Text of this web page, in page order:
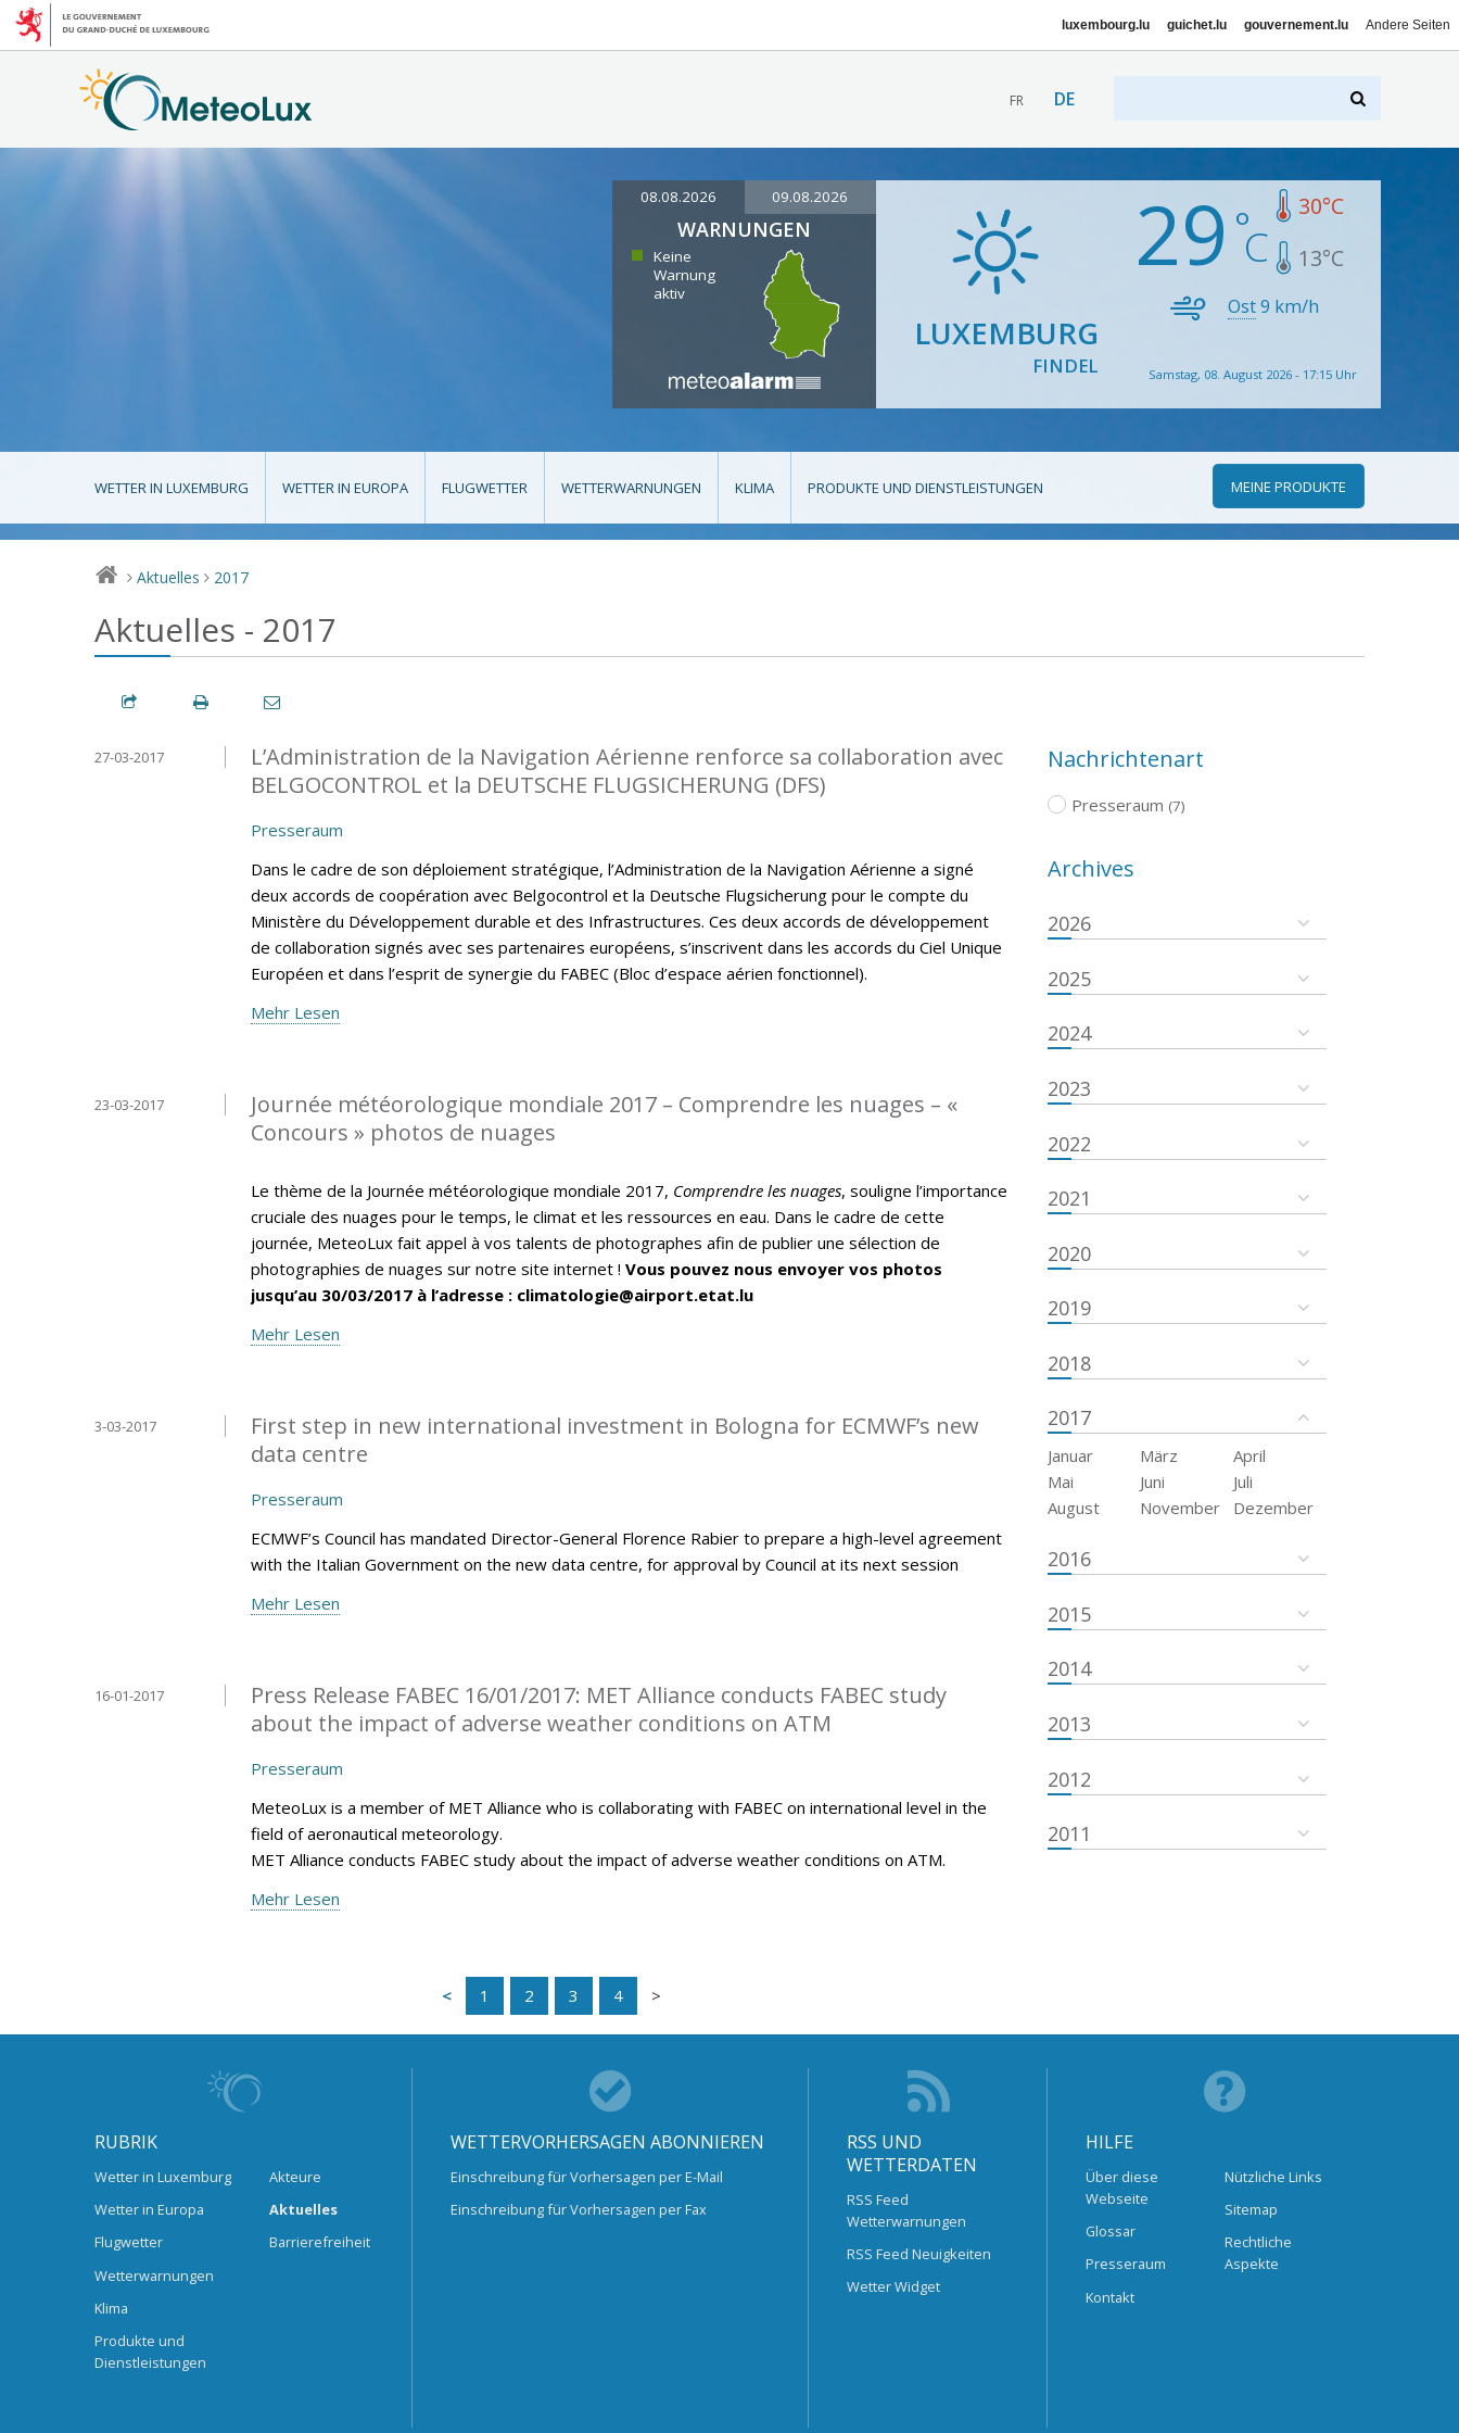
luxembourg.lu guichet.lu gouvernement.lu Andere Seiten
FR DE
08.08.2026 09.08.2026
WARNUNGEN
Keine
Warnung
aktiv
LUXEMBURG
FINDEL
29 30°C
13°C
Ost9 km/h
Samstag, 08. August 2026 - 17:15 Uhr
WETTER IN LUXEMBURG WETTER IN EUROPA FLUGWETTER WETTERWARNUNGEN KLIMA PRODUKTE UND DIENSTLEISTUNGEN MEINE PRODUKTE
> Aktuelles > 2017
Aktuelles - 2017
L’Administration de la Navigation Aérienne renforce sa collaboration avec
BELGOCONTROL et la DEUTSCHE FLUGSICHERUNG (DFS)
27-03-2017
Presseraum
Dans le cadre de son déploiement stratégique, l’Administration de la Navigation Aérienne a signé
deux accords de coopération avec Belgocontrol et la Deutsche Flugsicherung pour le compte du
Ministère du Développement durable et des Infrastructures. Ces deux accords de développement
de collaboration signés avec ses partenaires européens, s’inscrivent dans les accords du Ciel Unique
Européen et dans l’esprit de synergie du FABEC (Bloc d’espace aérien fonctionnel).
Mehr Lesen
Journée météorologique mondiale 2017 – Comprendre les nuages – «
Concours » photos de nuages
23-03-2017
Le thème de la Journée météorologique mondiale 2017, Comprendre les nuages, souligne l’importance
cruciale des nuages pour le temps, le climat et les ressources en eau. Dans le cadre de cette
journée, MeteoLux fait appel à vos talents de photographes afin de publier une sélection de
photographies de nuages sur notre site internet ! Vous pouvez nous envoyer vos photos
jusqu’au 30/03/2017 à l’adresse : climatologie@airport.etat.lu
Mehr Lesen
First step in new international investment in Bologna for ECMWF’s new
data centre
3-03-2017
Presseraum
ECMWF’s Council has mandated Director-General Florence Rabier to prepare a high-level agreement
with the Italian Government on the new data centre, for approval by Council at its next session
Mehr Lesen
Press Release FABEC 16/01/2017: MET Alliance conducts FABEC study
about the impact of adverse weather conditions on ATM
16-01-2017
Presseraum
MeteoLux is a member of MET Alliance who is collaborating with FABEC on international level in the
field of aeronautical meteorology.
MET Alliance conducts FABEC study about the impact of adverse weather conditions on ATM.
Mehr Lesen
1 2 3 4
Nachrichtenart
Presseraum (7)
Archives
2026
2025
2024
2023
2022
2021
2020
2019
2018
2017
Januar März
April
Mai
Juni
Juli
August
November Dezember
2016
2015
2014
2013
2012
2011
RUBRIK
Wetter in Luxemburg
Wetter in Europa
Flugwetter
Wetterwarnungen
Klima
Produkte und
Dienstleistungen
Akteure
Aktuelles
Barrierefreiheit
WETTERVORHERSAGEN ABONNIEREN
Einschreibung für Vorhersagen per E-Mail
Einschreibung für Vorhersagen per Fax
RSS UND
WETTERDATEN
RSS Feed
Wetterwarnungen
RSS Feed Neuigkeiten
Wetter Widget
HILFE
Über diese
Webseite
Glossar
Presseraum
Kontakt
Nützliche Links
Sitemap
Rechtliche
Aspekte